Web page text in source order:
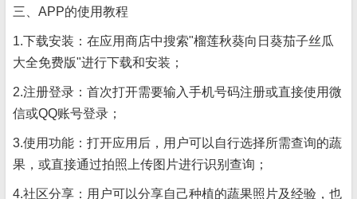
三、APP的使用教程
1.下载安装：在应用商店中搜索"榴莲秋葵向日葵茄子丝瓜
大全免费版"进行下载和安装；
2.注册登录：首次打开需要输入手机号码注册或直接使用微
信或QQ账号登录；
3.使用功能：打开应用后，用户可以自行选择所需查询的蔬
果，或直接通过拍照上传图片进行识别查询；
4.社区分享：用户可以分享自己种植的蔬果照片及经验，也